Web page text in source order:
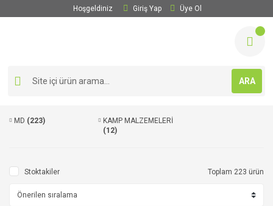
Hoşgeldiniz Giriş Yap Üye Ol
ARA
MD (223)
KAMP MALZEMELERİ
(12)
Stoktakiler Toplam 223 ürün